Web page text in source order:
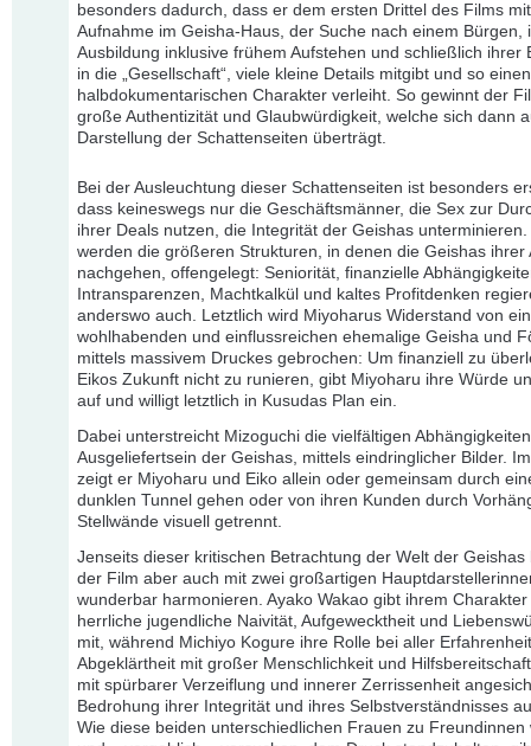
besonders dadurch, dass er dem ersten Drittel des Films
Aufnahme im Geisha-Haus, der Suche nach einem Bürgen,
Ausbildung inklusive frühem Aufstehen und schließlich ihrer
in die „Gesellschaft“, viele kleine Details mitgibt und so
halbdokumentarischen Charakter verleiht. So gewinnt der
große Authentizität und Glaubwürdigkeit, welche sich dann
Darstellung der Schattenseiten überträgt.
Bei der Ausleuchtung dieser Schattenseiten ist besonders
dass keineswegs nur die Geschäftsmänner, die Sex zur
ihrer Deals nutzen, die Integrität der Geishas
werden die größeren Strukturen, in denen die Geishas ihrer
nachgehen, offengelegt: Seniorität, finanzielle
Intransparenzen, Machtkalkül und kaltes Profitdenken
anderswo auch. Letztlich wird Miyoharus Widerstand von
wohlhabenden und einflussreichen ehemalige Geisha und
mittels massivem Druckes gebrochen: Um finanziell zu
Eikos Zukunft nicht zu runieren, gibt Miyoharu ihre Würde
auf und willigt letztlich in Kusudas Plan ein.
Dabei unterstreicht Mizoguchi die vielfältigen
Ausgeliefertsein der Geishas, mittels eindringlicher Bilder.
zeigt er Miyoharu und Eiko allein oder gemeinsam durch
dunklen Tunnel gehen oder von ihren Kunden durch
Stellwände visuell getrennt.
Jenseits dieser kritischen Betrachtung der Welt der Geishas
der Film aber auch mit zwei großartigen
wunderbar harmonieren. Ayako Wakao gibt ihrem Charakter
herrliche jugendliche Naivität, Aufgewecktheit und
mit, während Michiyo Kogure ihre Rolle bei aller
Abgeklärtheit mit großer Menschlichkeit und
mit spürbarer Verzeiflung und innerer Zerrissenheit
Bedrohung ihrer Integrität und ihres Selbstverständnisses
Wie diese beiden unterschiedlichen Frauen zu Freundinnen